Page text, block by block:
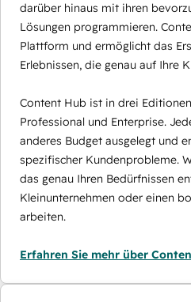
darüber hinaus mit ihren
Lösungen programmieren.
Plattform und ermöglicht das
Erlebnissen, die genau auf Ihre
Content Hub ist in drei
Professional und Enterprise.
anderes Budget ausgelegt und
spezifischer Kundenprobleme.
das genau Ihren Bedürfnissen
Kleinunternehmen oder einen
arbeiten.
Erfahren Sie mehr über